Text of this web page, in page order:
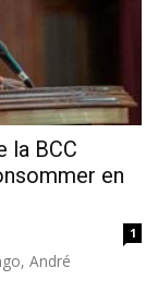
la BCC
en
1
André